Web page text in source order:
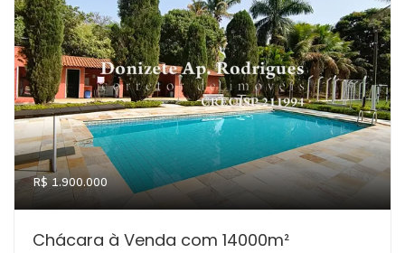
R$ 1.900.000
Chácara à Venda com 14000m²